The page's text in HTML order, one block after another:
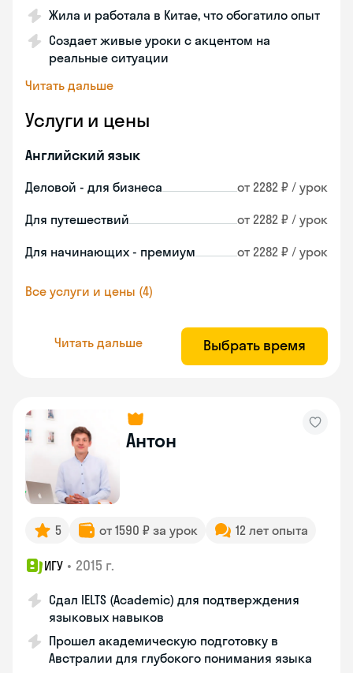
Жила и работала в Китае, что обогатило опыт
Создает живые уроки с акцентом на
реальные ситуации
Читать дальше
Услуги и цены
Английский язык
Деловой - для бизнеса от 2282 ₽ / урок
Для путешествий от 2282 ₽ / урок
Для начинающих - премиум от 2282 ₽ / урок
Все услуги и цены (4)
Читать дальше Выбрать время
Антон
5 от 1590 ₽ за урок 12 лет опыта
ИГУ • 2015 г.
Сдал IELTS (Academic) для подтверждения
языковых навыков
Прошел академическую подготовку в
Австралии для глубокого понимания языка